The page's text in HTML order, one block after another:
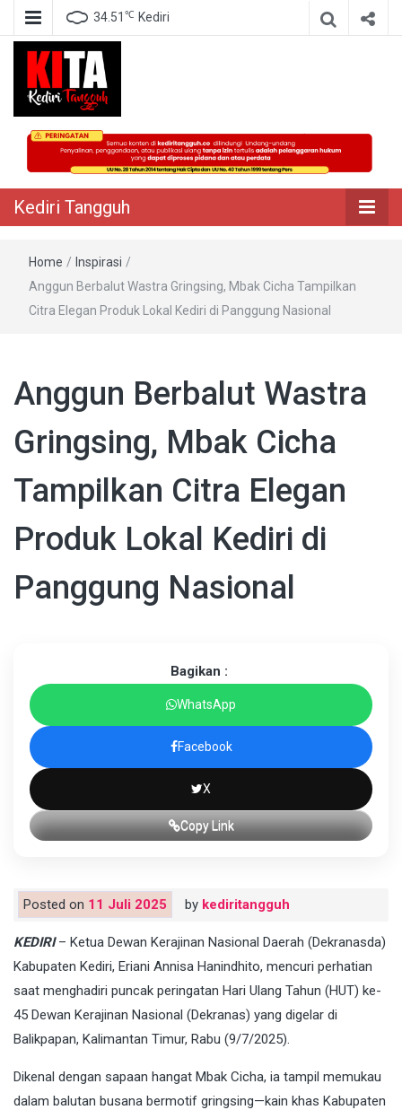
34.51 ℃ Kediri
Kediri Tangguh
Berita Akurat Terpercaya
Kediri Tangguh
Home / Inspirasi /
Anggun Berbalut Wastra Gringsing, Mbak Cicha Tampilkan
Citra Elegan Produk Lokal Kediri di Panggung Nasional
Anggun Berbalut Wastra
Gringsing, Mbak Cicha
Tampilkan Citra Elegan
Produk Lokal Kediri di
Panggung Nasional
Bagikan :
WhatsApp
Facebook
X
Copy Link
Posted on 11 Juli 2025 by kediritangguh
KEDIRI– Ketua Dewan Kerajinan Nasional Daerah (Dekranasda)
Kabupaten Kediri, Eriani Annisa Hanindhito, mencuri perhatian
saat menghadiri puncak peringatan Hari Ulang Tahun (HUT) ke-
45 Dewan Kerajinan Nasional (Dekranas) yang digelar di
Balikpapan, Kalimantan Timur, Rabu (9/7/2025).
Dikenal dengan sapaan hangat Mbak Cicha, ia tampil memukau
dalam balutan busana bermotif gringsing—kain khas Kabupaten